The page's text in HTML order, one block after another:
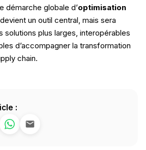
démarche globale d’optimisation
un outil central, mais sera
solutions plus larges, interopérables
d’accompagner la transformation
chain.
: